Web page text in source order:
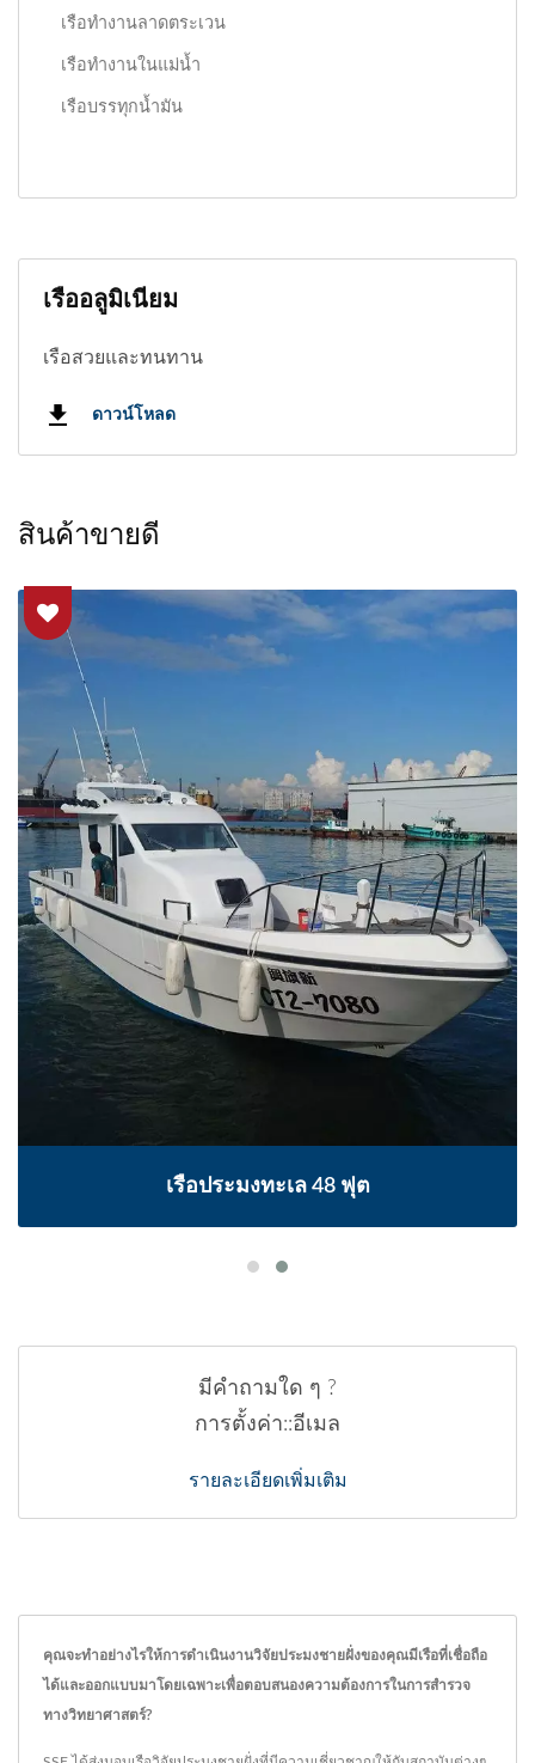
เรือทำงานลาดตระเวน
เรือทำงานในแม่น้ำ
เรือบรรทุกน้ำมัน
เรืออลูมิเนียม
เรือสวยและทนทาน
ดาวน์โหลด
สินค้าขายดี
เรือประมงทะเล 48 ฟุต
มีคำถามใด ๆ ?
การตั้งค่า::อีเมล
รายละเอียดเพิ่มเติม
คุณจะทำอย่างไรให้การดำเนินงานวิจัยประมงชายฝั่งของคุณมีเรือที่เชื่อถือ
ได้และออกแบบมาโดยเฉพาะเพื่อตอบสนองความต้องการในการสำรวจ
ทางวิทยาศาสตร์?